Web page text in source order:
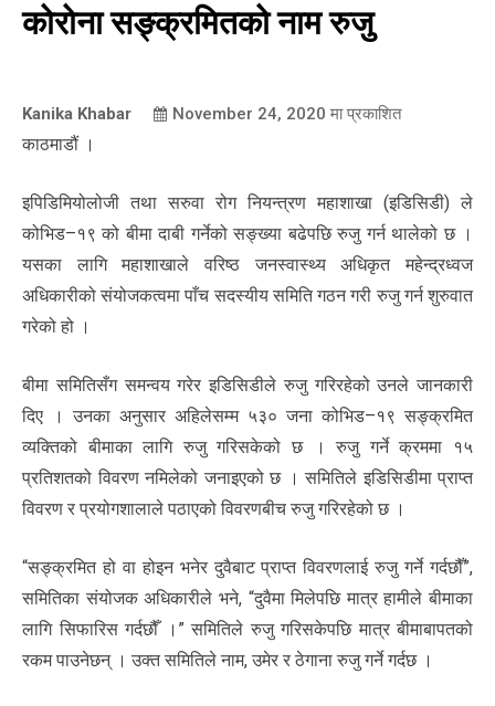
कोरोना सङ्क्रमितको नाम रुजु
Kanika Khabar November 24, 2020 मा प्रकाशित
काठमाडौं ।
इपिडिमियोलोजी तथा सरुवा रोग नियन्त्रण महाशाखा (इडिसिडी) ले
कोभिड–१९ को बीमा दाबी गर्नेको सङ्ख्या बढेपछि रुजु गर्न थालेको छ ।
यसका लागि महाशाखाले वरिष्ठ जनस्वास्थ्य अधिकृत महेन्द्रध्वज
अधिकारीको संयोजकत्वमा पाँच सदस्यीय समिति गठन गरी रुजु गर्न शुरुवात
गरेको हो ।
बीमा समितिसँग समन्वय गरेर इडिसिडीले रुजु गरिरहेको उनले जानकारी
दिए । उनका अनुसार अहिलेसम्म ५३० जना कोभिड–१९ सङ्क्रमित
व्यक्तिको बीमाका लागि रुजु गरिसकेको छ । रुजु गर्ने क्रममा १५
प्रतिशतको विवरण नमिलेको जनाइएको छ । समितिले इडिसिडीमा प्राप्त
विवरण र प्रयोगशालाले पठाएको विवरणबीच रुजु गरिरहेको छ ।
“सङ्क्रमित हो वा होइन भनेर दुवैबाट प्राप्त विवरणलाई रुजु गर्ने गर्दछौँ”,
समितिका संयोजक अधिकारीले भने, “दुवैमा मिलेपछि मात्र हामीले बीमाका
लागि सिफारिस गर्दछौँ ।” समितिले रुजु गरिसकेपछि मात्र बीमाबापतको
रकम पाउनेछन् । उक्त समितिले नाम, उमेर र ठेगाना रुजु गर्ने गर्दछ ।